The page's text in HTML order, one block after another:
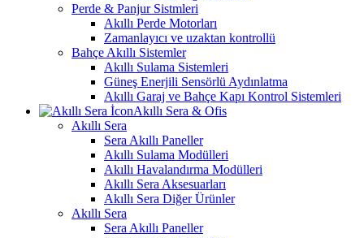
Perde & Panjur Sistmleri
Akıllı Perde Motorları
Zamanlayıcı ve uzaktan kontrollü
Bahçe Akıllı Sistemler
Akıllı Sulama Sistemleri
Güneş Enerjili Sensörlü Aydınlatma
Akıllı Garaj ve Bahçe Kapı Kontrol Sistemleri
Akıllı Sera & Ofis
Akıllı Sera
Sera Akıllı Paneller
Akıllı Sulama Modülleri
Akıllı Havalandırma Modülleri
Akıllı Sera Aksesuarları
Akıllı Sera Diğer Ürünler
Akıllı Sera
Sera Akıllı Paneller